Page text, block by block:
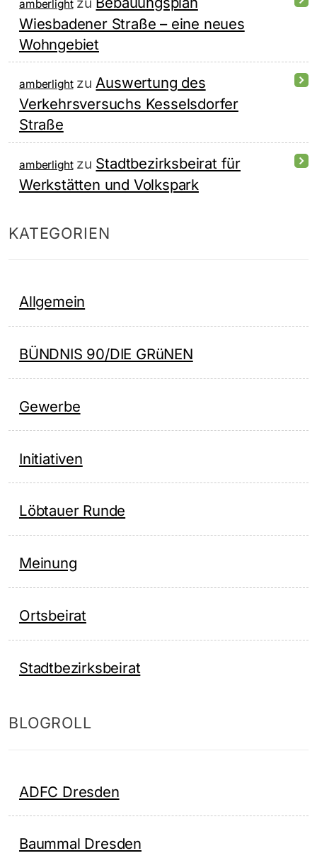
amberlight
Wiesbadener Straße – eine neues
Wohngebiet
amberlightzuAuswertung des
Verkehrsversuchs Kesselsdorfer
Straße
amberlightzu Stadtbezirksbeirat für
Werkstätten und Volkspark
KATEGORIEN
Allgemein
BÜNDNIS 90/DIE GRüNEN
Gewerbe
Initiativen
Löbtauer Runde
Meinung
Ortsbeirat
Stadtbezirksbeirat
BLOGROLL
ADFC Dresden
Baummal Dresden